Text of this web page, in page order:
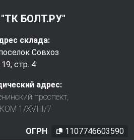
БОЛТ.РУ"
склада:
Совхоз
стр. 4
адрес:
проспект,
1/XVIII/7
ОГРН
1107746603590